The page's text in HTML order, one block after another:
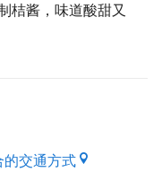
小阉鸡，以沸水大
却，肉质结实Q
小炒，则用非基改
味，不用味素，消
桔酱，味道酸甜又
的交通方式